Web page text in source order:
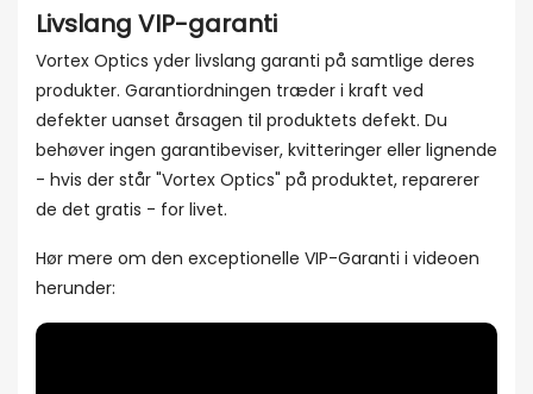
Livslang VIP-garanti
Vortex Optics yder livslang garanti på samtlige deres
produkter. Garantiordningen træder i kraft ved
defekter uanset årsagen til produktets defekt. Du
behøver ingen garantibeviser, kvitteringer eller lignende
- hvis der står "Vortex Optics" på produktet, reparerer
de det gratis - for livet.
Hør mere om den exceptionelle VIP-Garanti i videoen
herunder: